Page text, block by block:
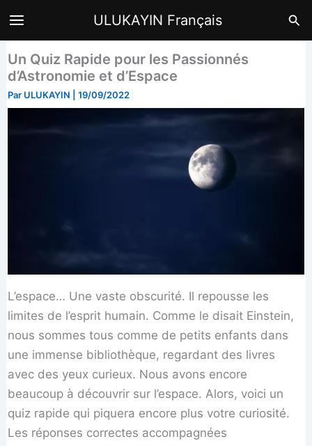
au
ULUKAYIN Français
Un Quiz Rapide pour les Passionnés
d’Astronomie et d’Espace
Par ULUKAYIN |19/09/2022
L’espace… Une vaste obscurité. Il repousse les
limites de l’esprit humain. Comme le disait Einstein,
nous sommes tous comme de petits enfants dans
une immense bibliothèque, regardant des livres
avec des yeux curieux. Nous avons encore
beaucoup à découvrir sur l’espace. Alors, voici un
quiz rapide qui piquera encore plus votre curiosité.
Les réponses correctes accompagnées